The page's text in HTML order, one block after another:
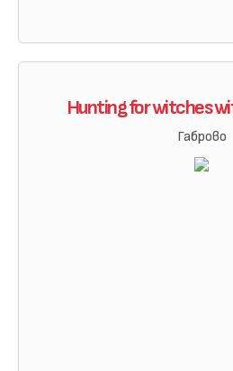
Hunting for witches
Габрово